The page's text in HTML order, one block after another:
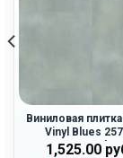
Виниловая
Vinyl Blues
1,525.00